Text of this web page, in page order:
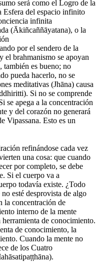
será como el Logro de la
Esfera del espacio infinito
infinita
(Ākiñcaññāyatana), o la
por el sendero de la
el brahmanismo se apoyan
también es bueno; no
pueda hacerlo, no se
meditativas (Jhāna) causa
Si no se comprende
se apega a la concentración
y del corazón no generará
Vipassana. Esto es un
refinándose cada vez
una cosa: que cuando
por completo, se debe
Si el cuerpo va a
todavía existe. ¿Todo
esté desprovista de algo
la concentración de
interno de la mente
de conocimiento.
de conocimiento, la
Cuando la mente no
de los Cuatro